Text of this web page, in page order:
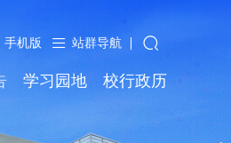
手机版 站群导航
学习园地 校行政历